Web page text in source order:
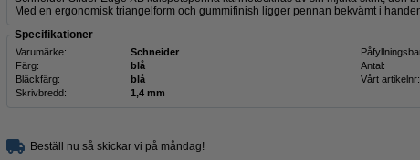
Med en ergonomisk triangelform och gummifinish ligger pennan bekvämt i
Specifikationer
Varumärke: Schneider
Färg:
blå Antal:
Bläckfärg:
blå Vårt artikelnr:
Skrivbredd:
1,4 mm
Beställ nu så skickar vi på måndag!